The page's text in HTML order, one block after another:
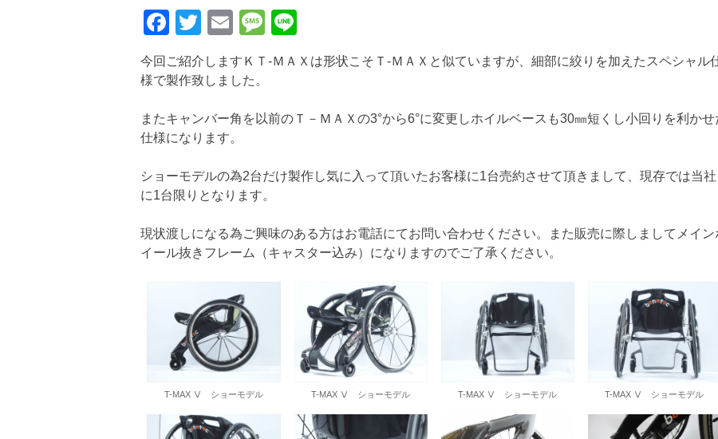
Facebook
Twitter
EmailMessage
今回ご紹介しますＫＴ-ＭＡＸは形状こそＴ-ＭＡＸと似ていますが、細部に絞りを加えたスペシャル
様で製作致しました。
またキャンバー角を以前のＴ－ＭＡＸの3°から6°に変更しホイルベースも30㎜短くし小回りを利かせ
仕様になります。
ショーモデルの為2台だけ製作し気に入って頂いたお客様に1台売約させて頂きまして、現存では当社
に1台限りとなります。
現状渡しになる為ご興味のある方はお電話にてお問い合わせください。また販売に際しましてメイン
イール抜きフレーム（キャスター込み）になりますのでご了承ください。
T-MAX Ⅴ ショーモデル T-MAX Ⅴ ショーモデル T-MAX Ⅴ ショーモデル T-MAX Ⅴ ショーモデル